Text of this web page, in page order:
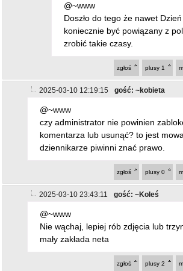
@~www
Doszło do tego że nawet
koniecznie być powiązany z
zrobić takie czasy.
plusy 1
zgłoś
2025-03-10 12:19:15 gość: ~kobieta
@~www
czy administrator nie powinien
komentarza lub usunąć? to jest
dziennikarze piwinni znać prawo.
plusy 0
zgłoś
2025-03-10 23:43:11 gość: ~Koleś
@~www
Nie wąchaj, lepiej rób zdjęcia lub
mały zakłada neta
plusy 2
zgłoś